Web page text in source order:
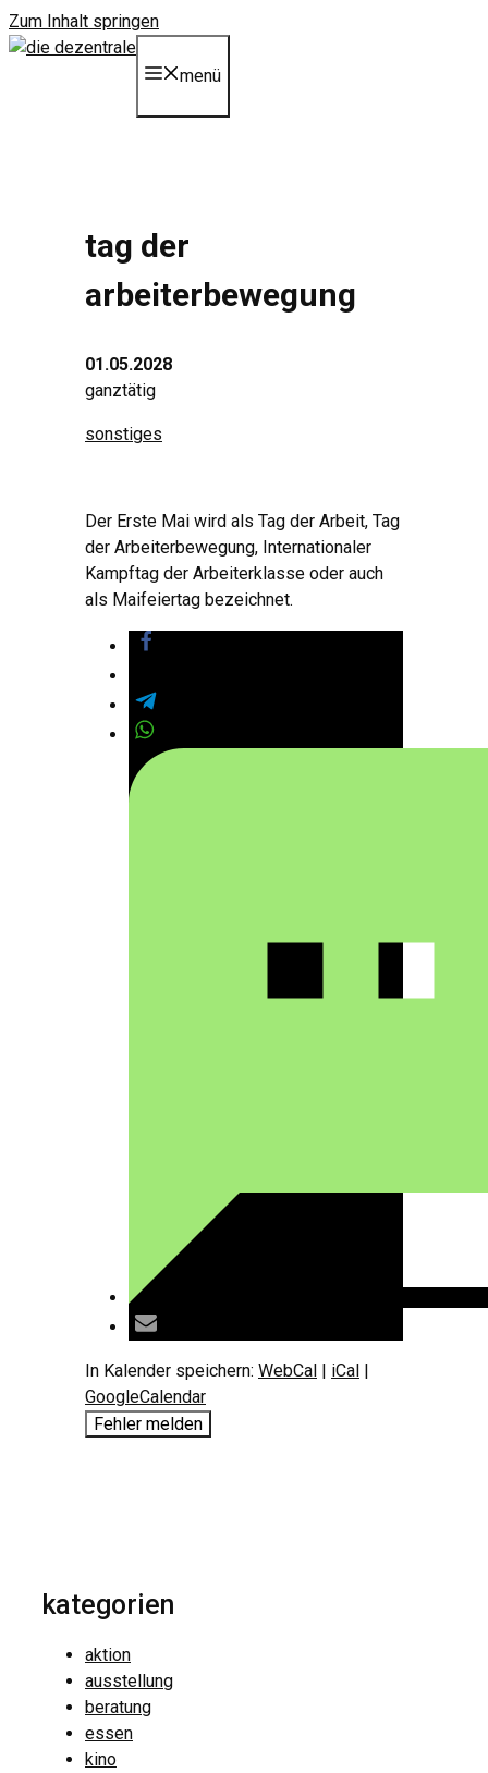
Zum Inhalt springen
menü
tag der
arbeiterbewegung
01.05.2028
ganztätig
sonstiges
Der Erste Mai wird als Tag der Arbeit, Tag
der Arbeiterbewegung, Internationaler
Kampftag der Arbeiterklasse oder auch
als Maifeiertag bezeichnet.
In Kalender speichern: WebCal | iCal |
GoogleCalendar
Fehler melden
kategorien
aktion
ausstellung
beratung
essen
kino